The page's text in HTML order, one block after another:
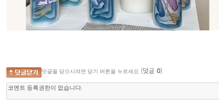
덧글을 닫으시려면 닫기 버튼을 누르세요 (덧글 0)